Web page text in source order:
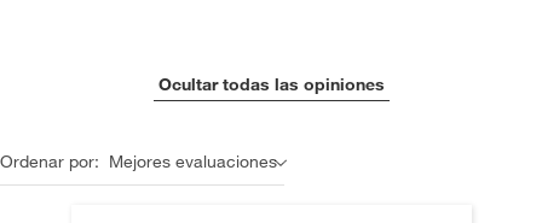
Ocultar todas las opiniones
Ordenar por: Mejores evaluaciones